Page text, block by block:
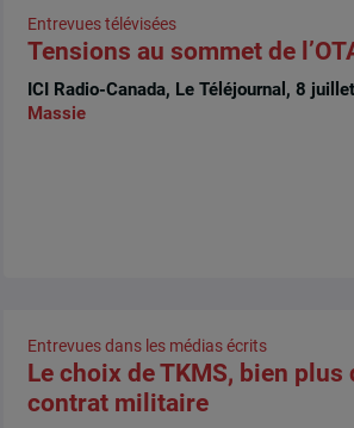
Entrevues télévisées
Tensions au sommet de
ICI Radio-Canada, Le Téléjournal, 8
Massie
Entrevues dans les médias écrits
Le choix de TKMS, bien plus
contrat militaire